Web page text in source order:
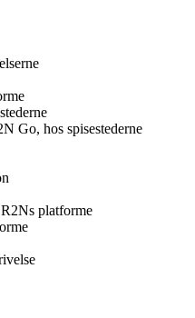
Go, hos spisestederne
platforme